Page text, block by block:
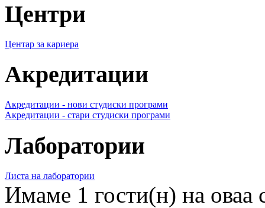
Центри
Центар за кариера
Акредитации
Акредитации - нови студиски програми
Акредитации - стари студиски програми
Лаборатории
Листа на лаборатории
Имаме 1 гости(н) на оваа